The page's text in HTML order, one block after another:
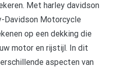
Met harley davidson
Davidson Motorcycle
op een dekking die
motor en rijstijl. In dit
aspecten van